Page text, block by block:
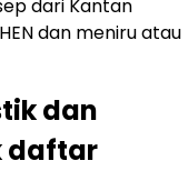
dari Kantan
dan meniru atau
dan
daftar